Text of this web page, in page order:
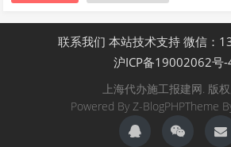
联系我们 本站技术支持 微信：
沪ICP备19002062号
上海代办施工报建网. 版
Powered By Z-BlogPHPTheme